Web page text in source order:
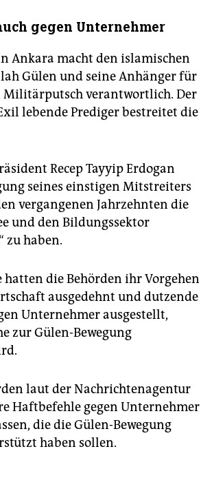
gegen Unternehmer
Ankara macht den islamischen
Gülen und seine Anhänger für
Militärputsch verantwortlich. Der
lebende Prediger bestreitet die
Recep Tayyip Erdogan
seines einstigen Mitstreiters
vergangenen Jahrzehnten die
und den Bildungssektor
zu haben.
hatten die Behörden ihr Vorgehen
ausgedehnt und dutzende
Unternehmer ausgestellt,
zur Gülen-Bewegung
laut der Nachrichtenagentur
Haftbefehle gegen Unternehmer
die die Gülen-Bewegung
haben sollen.